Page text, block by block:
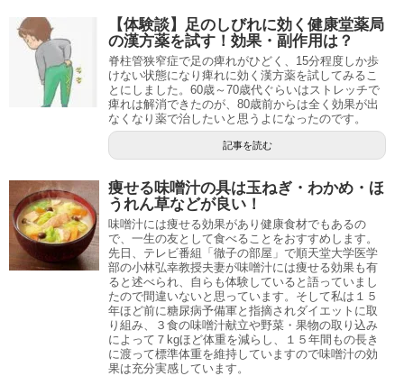
【体験談】足のしびれに効く健康堂薬局
の漢方薬を試す！効果・副作用は？
脊柱管狭窄症で足の痺れがひどく、15分程度しか歩
けない状態になり痺れに効く漢方薬を試してみるこ
とにしました。60歳～70歳代ぐらいはストレッチで
痺れは解消できたのが、80歳前からは全く効果が出
なくなり薬で治したいと思うよになったのです。
記事を読む
痩せる味噌汁の具は玉ねぎ・わかめ・ほ
うれん草などが良い！
味噌汁には痩せる効果があり健康食材でもあるの
で、一生の友として食べることをおすすめします。
先日、テレビ番組「徹子の部屋」で順天堂大学医学
部の小林弘幸教授夫妻が味噌汁には痩せる効果も有
ると述べられ、自らも体験していると語っていまし
たので間違いないと思っています。そして私は１５
年ほど前に糖尿病予備軍と指摘されダイエットに取
り組み、３食の味噌汁献立や野菜・果物の取り込み
によって７kgほど体重を減らし、１５年間もの長き
に渡って標準体重を維持していますので味噌汁の効
果は充分実感しています。